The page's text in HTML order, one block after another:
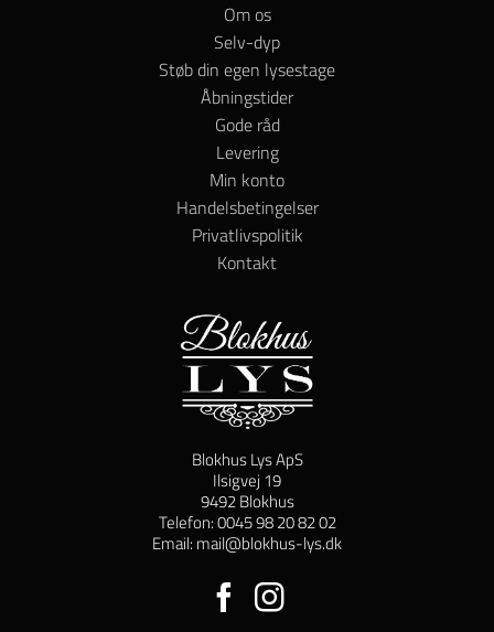
Blokhus Lys ApS
Ilsigvej 19
9492 Blokhus
Telefon: 0045 98 20 82 02
Email: mail@blokhus-lys.dk
Om os
Selv-dyp
Støb din egen lysestage
Åbningstider
Gode råd
Levering
Min konto
Handelsbetingelser
Privatlivspolitik
Kontakt